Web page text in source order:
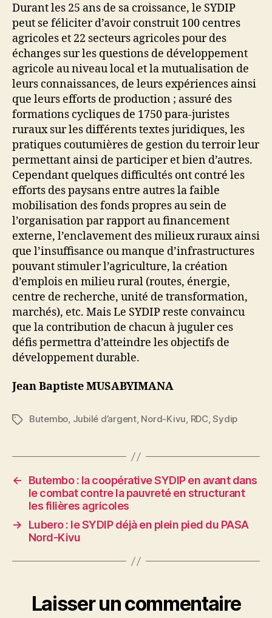
Durant les 25 ans de sa croissance, le SYDIP
peut se féliciter d’avoir construit 100 centres
agricoles et 22 secteurs agricoles pour des
échanges sur les questions de développement
agricole au niveau local et la mutualisation de
leurs connaissances, de leurs expériences ainsi
que leurs efforts de production ; assuré des
formations cycliques de 1750 para-juristes
ruraux sur les différents textes juridiques, les
pratiques coutumières de gestion du terroir leur
permettant ainsi de participer et bien d’autres.
Cependant quelques difficultés ont contré les
efforts des paysans entre autres la faible
mobilisation des fonds propres au sein de
l’organisation par rapport au financement
externe, l’enclavement des milieux ruraux ainsi
que l’insuffisance ou manque d’infrastructures
pouvant stimuler l’agriculture, la création
d’emplois en milieu rural (routes, énergie,
centre de recherche, unité de transformation,
marchés), etc. Mais Le SYDIP reste convaincu
que la contribution de chacun à juguler ces
défis permettra d’atteindre les objectifs de
développement durable.
Jean Baptiste MUSABYIMANA
Butembo, Jubilé d’argent, Nord-Kivu, RDC,Sydip
←
Butembo : la coopérative SYDIP en avant dans
le combat contre la pauvreté en structurant
les filières agricoles
→
Lubero : le SYDIP déjà en plein pied du PASA
Nord-Kivu
Laisser un commentaire